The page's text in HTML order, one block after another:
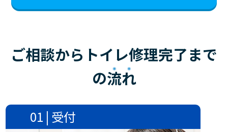
ご相談からトイレ修理完了まで
の流れ
01 | 受付